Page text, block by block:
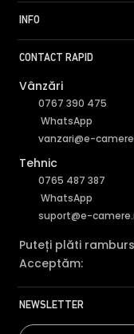
INFO
CONTACT RAPID
Vânzări
0767 390 475
WhatsApp
vanzari@e-
Tehnic
0765 487 387
WhatsApp
suport@e-
Puteți plăti
Acceptăm:
NEWSLETTER